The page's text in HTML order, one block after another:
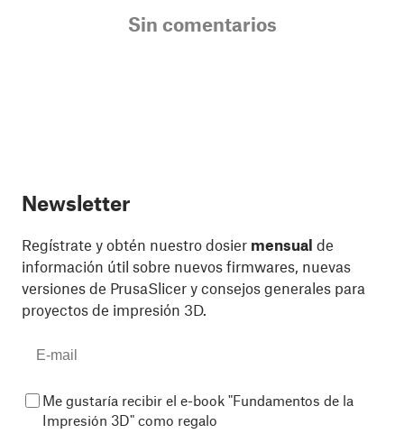
Sin comentarios
Newsletter
Regístrate y obtén nuestro dosier mensual de
información útil sobre nuevos firmwares, nuevas
versiones de PrusaSlicer y consejos generales para
proyectos de impresión 3D.
Me gustaría recibir el e-book "Fundamentos de la
Impresión 3D" como regalo